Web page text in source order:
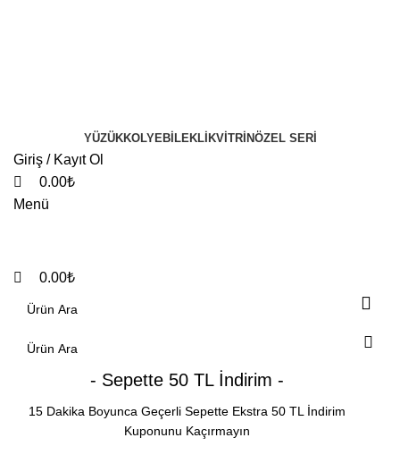
YÜZÜKKOLYE BILEKLIKVITRINÖZEL SERI
Giriş / Kayıt Ol
0.00₺
Menü
0.00₺
- Sepette 50 TL İndirim -
15 Dakika Boyunca Geçerli Sepette Ekstra 50 TL İndirim
Kuponunu Kaçırmayın